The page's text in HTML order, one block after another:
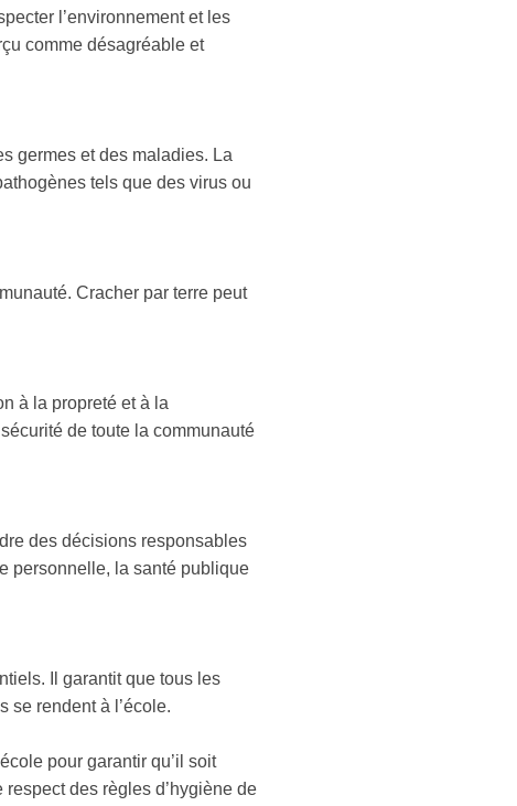
l’environnement et les
comme désagréable et
germes et des maladies. La
tels que des virus ou
Cracher par terre peut
à la propreté et à la
de toute la communauté
des décisions responsables
personnelle, la santé publique
Il garantit que tous les
se rendent à l’école.
pour garantir qu’il soit
des règles d’hygiène de